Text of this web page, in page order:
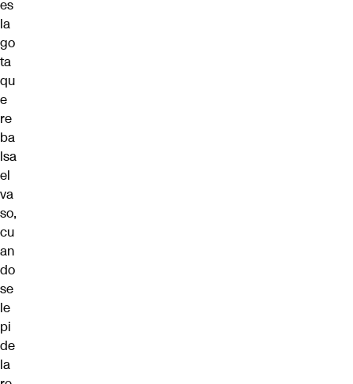
es
la
go
ta
qu
e
re
ba
lsa
el
va
so,
cu
an
do
se
le
pi
de
la